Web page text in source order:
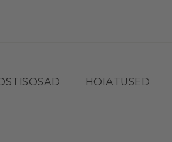
HOIATUSED